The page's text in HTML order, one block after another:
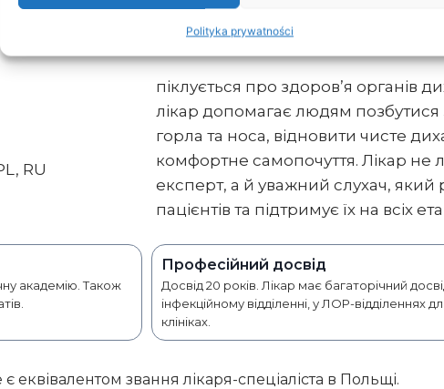
Polityka prywatności
RU
Лілія Заріченко
піклується про здоров’я органів
лікар допомагає людям позбутися
горла та носа, відновити чисте
комфортне самопочуття. Лікар
експерт, а й уважний слухач,
пацієнтів та підтримує їх на всіх
академію. Також
Професійний досвід
Досвід 20 років. Лікар має багаторічний
інфекційному відділенні, у ЛОР-відділеннях
клініках.
еквівалентом звання лікаря-спеціаліста в Польщі.